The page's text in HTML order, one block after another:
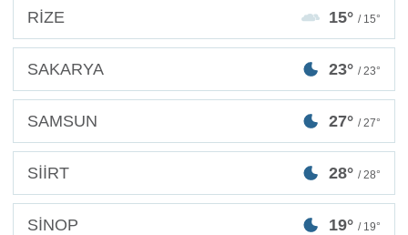
RİZE 15° / 15°
SAKARYA 23° / 23°
SAMSUN 27° / 27°
SİİRT 28° / 28°
SİNOP 19° / 19°